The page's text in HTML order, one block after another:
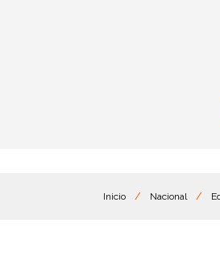
Inicio / Nacional /